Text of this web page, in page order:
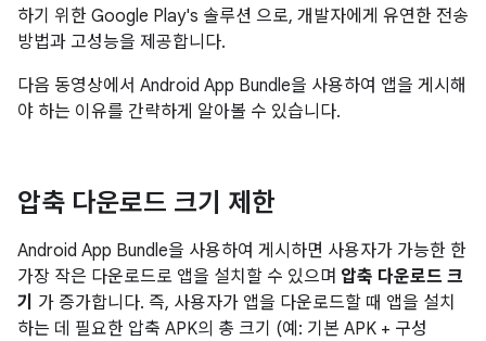
하기 위한 Google Play's 솔루션 으로, 개발자에게 유연한 전송
방법과 고성능을 제공합니다.
다음 동영상에서 Android App Bundle을 사용하여 앱을 게시해
야 하는 이유를 간략하게 알아볼 수 있습니다.
압축 다운로드 크기 제한
Android App Bundle을 사용하여 게시하면 사용자가 가능한 한
가장 작은 다운로드로 앱을 설치할 수 있으며 압축 다운로드 크
기 가 증가합니다. 즉, 사용자가 앱을 다운로드할 때 앱을 설치
하는 데 필요한 압축 APK의 총 크기 (예: 기본 APK + 구성